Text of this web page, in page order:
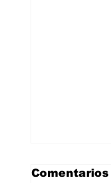
Comentarios